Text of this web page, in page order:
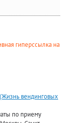
гиперссылка на
вендинговых
по приему